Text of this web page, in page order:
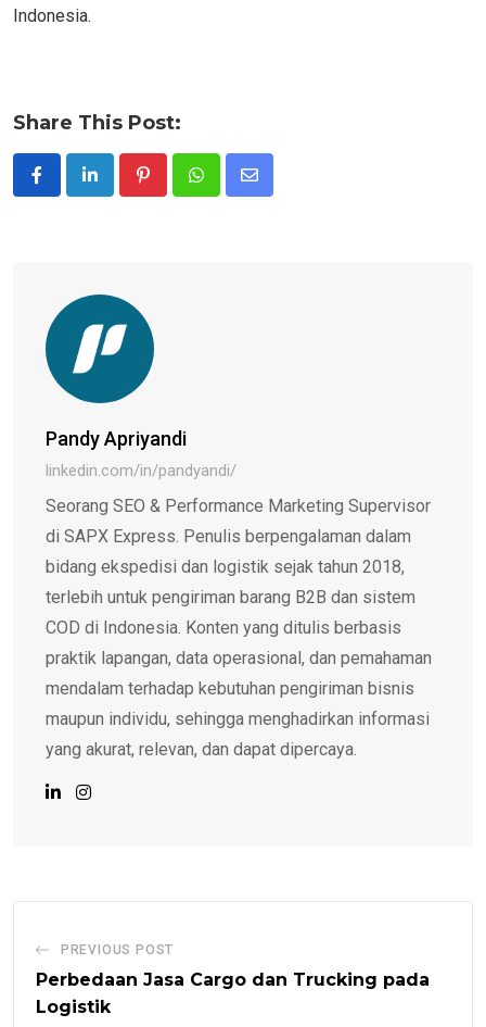
Indonesia.
Share This Post:
PinterestWhatsappShare
Pandy Apriyandi
linkedin.com/in/pandyandi/
Seorang SEO & Performance Marketing Supervisor
di SAPX Express. Penulis berpengalaman dalam
bidang ekspedisi dan logistik sejak tahun 2018,
terlebih untuk pengiriman barang B2B dan sistem
COD di Indonesia. Konten yang ditulis berbasis
praktik lapangan, data operasional, dan pemahaman
mendalam terhadap kebutuhan pengiriman bisnis
maupun individu, sehingga menghadirkan informasi
yang akurat, relevan, dan dapat dipercaya.
PREVIOUS POST
Perbedaan Jasa Cargo dan Trucking pada
Logistik